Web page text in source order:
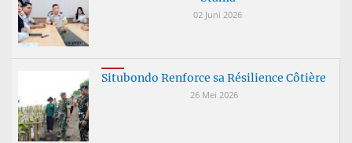
02 Juni 2026
Situbondo Renforce sa Résilience Côtière
26 Mei 2026